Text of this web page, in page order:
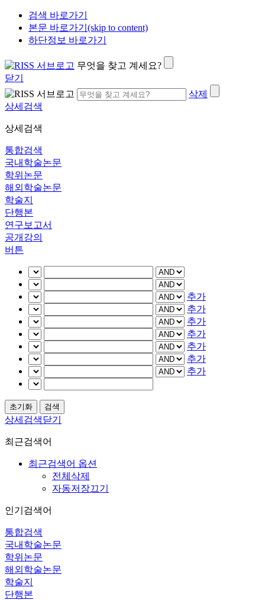
검색 바로가기
본문 바로가기(skip to content)
하단정보 바로가기
무엇을 찾고 계세요?
닫기
삭제
상세검색
상세검색
통합검색
국내학술논문
학위논문
해외학술논문
학술지
단행본
연구보고서
공개강의
버튼
추가
추가
추가
추가
추가
추가
추가
상세검색닫기
최근검색어
최근검색어 옵션
전체삭제
자동저장끄기
인기검색어
통합검색
국내학술논문
학위논문
해외학술논문
학술지
단행본